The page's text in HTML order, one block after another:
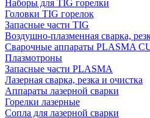
Наборы для TIG горелки
Головки TIG горелок
Запасные части TIG
Воздушно-плазменная сварка,
Сварочные аппараты PLASMA
Плазмотроны
Запасные части PLASMA
Лазерная сварка, резка и очистка
Аппараты лазерной сварки
Горелки лазерные
Сопла для лазерной сварки